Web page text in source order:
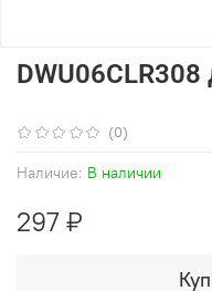
(0)
Наличие: В наличии
297 ₽